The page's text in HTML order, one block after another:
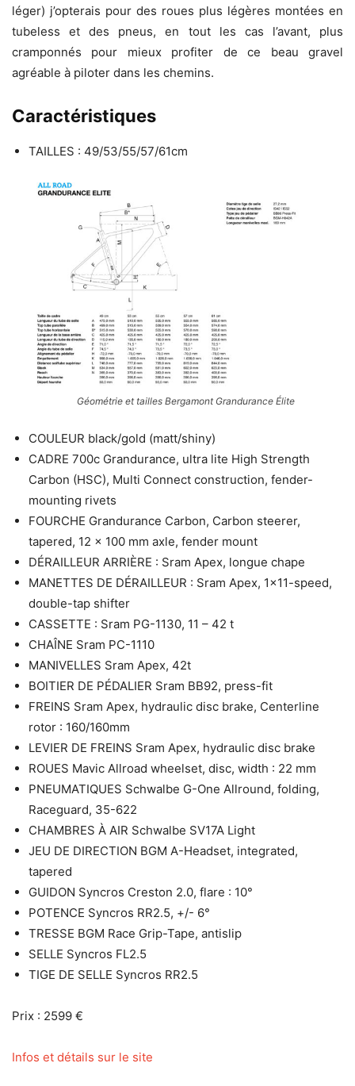
léger) j’opterais pour des roues plus légères montées en
tubeless et des pneus, en tout les cas l’avant, plus
cramponnés pour mieux profiter de ce beau gravel
agréable à piloter dans les chemins.
Caractéristiques
TAILLES : 49/53/55/57/61cm
Géométrie et tailles Bergamont Grandurance Élite
COULEUR black/gold (matt/shiny)
CADRE 700c Grandurance, ultra lite High Strength
Carbon (HSC), Multi Connect construction, fender-
mounting rivets
FOURCHE Grandurance Carbon, Carbon steerer,
tapered, 12 x 100 mm axle, fender mount
DÉRAILLEUR ARRIÈRE : Sram Apex, longue chape
MANETTES DE DÉRAILLEUR : Sram Apex, 1×11-speed,
double-tap shifter
CASSETTE : Sram PG-1130, 11 – 42 t
CHAÎNE Sram PC-1110
MANIVELLES Sram Apex, 42t
BOITIER DE PÉDALIER Sram BB92, press-fit
FREINS Sram Apex, hydraulic disc brake, Centerline
rotor : 160/160mm
LEVIER DE FREINS Sram Apex, hydraulic disc brake
ROUES Mavic Allroad wheelset, disc, width : 22 mm
PNEUMATIQUES Schwalbe G-One Allround, folding,
Raceguard, 35-622
CHAMBRES À AIR Schwalbe SV17A Light
JEU DE DIRECTION BGM A-Headset, integrated,
tapered
GUIDON Syncros Creston 2.0, flare : 10°
POTENCE Syncros RR2.5, +/- 6°
TRESSE BGM Race Grip-Tape, antislip
SELLE Syncros FL2.5
TIGE DE SELLE Syncros RR2.5
Prix : 2599 €
Infos et détails sur le site